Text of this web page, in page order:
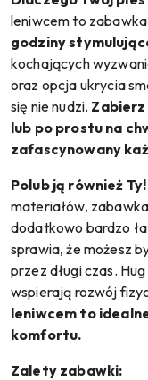
leniwcem to
godziny
kochających
oraz opcja ukrycia
się nie nudzi. Zabierz
lub po prostu na
zafascynowany
Polub ją również Ty!
materiałów,
dodatkowo bardzo
sprawia, że możesz
przez długi czas.
wspierają rozwój
leniwcem to
komfortu.
Zalety zabawki: